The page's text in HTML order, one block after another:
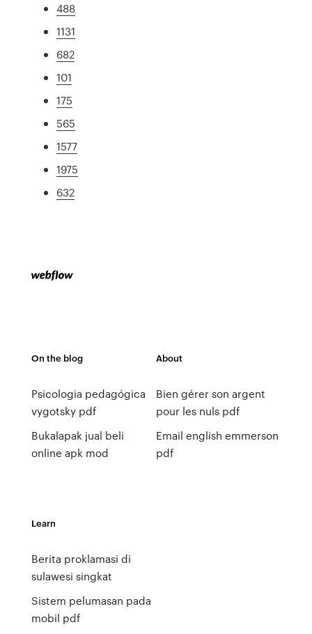
488
1131
682
101
175
565
1577
1975
632
On the blog
Psicologia pedagógica
vygotsky pdf
Bukalapak jual beli
online apk mod
About
Bien gérer son argent
pour les nuls pdf
Email english emmerson
pdf
Learn
Berita proklamasi di
sulawesi singkat
Sistem pelumasan pada
mobil pdf